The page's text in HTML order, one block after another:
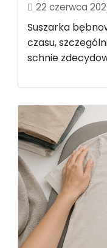
22 czerwca
Suszarka
czasu,
schnie